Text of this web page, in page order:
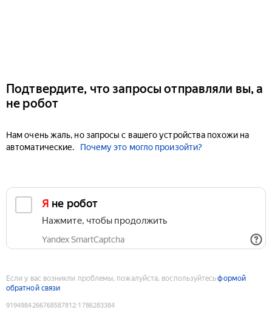
Подтвердите, что запросы отправляли вы, а
не робот
Нам очень жаль, но запросы с вашего устройства похожи на
автоматические.
Почему это могло произойти?
Я не робот
Нажмите, чтобы продолжить
Yandex SmartCaptcha
Если у вас возникли проблемы, пожалуйста, воспользуйтесьформой
обратной связи
9194984266768587812:1786283384